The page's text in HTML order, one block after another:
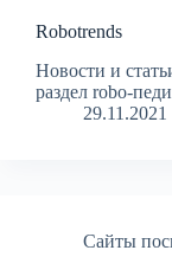
Robotrends
Новости и
раздел robo-
29.11.2021
Сайты